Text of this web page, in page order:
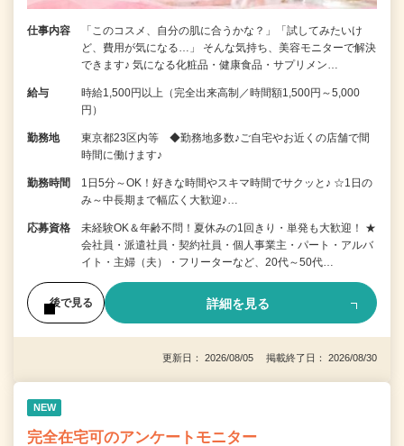
仕事内容
「このコスメ、自分の肌に合うかな？」「試してみたいけ
ど、費用が気になる…」 そんな気持ち、美容モニターで解決
できます♪ 気になる化粧品・健康食品・サプリメン…
給与
時給1,500円以上（完全出来高制／時間額1,500円～5,000
円）
勤務地
東京都23区内等 ◆勤務地多数♪ご自宅やお近くの店舗で間
時間に働けます♪
勤務時間
1日5分～OK！好きな時間やスキマ時間でサクッと♪ ☆1日の
み～中長期まで幅広く大歓迎♪…
応募資格
未経験OK＆年齢不問！夏休みの1回きり・単発も大歓迎！ ★
会社員・派遣社員・契約社員・個人事業主・パート・アルバ
イト・主婦（夫）・フリーターなど、20代～50代…
後で見る 詳細を見る
更新日： 2026/08/05 掲載終了日： 2026/08/30
NEW
完全在宅可のアンケートモニター